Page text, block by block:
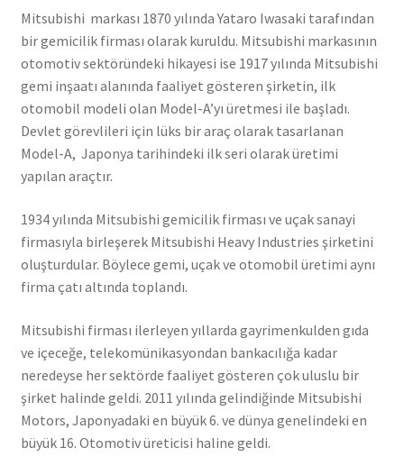
Mitsubishi markası 1870 yılında Yataro Iwasaki tarafından
bir gemicilik firması olarak kuruldu. Mitsubishi markasının
otomotiv sektöründeki hikayesi ise 1917 yılında Mitsubishi
gemi inşaatı alanında faaliyet gösteren şirketin, ilk
otomobil modeli olan Model-A’yı üretmesi ile başladı.
Devlet görevlileri için lüks bir araç olarak tasarlanan
Model-A, Japonya tarihindeki ilk seri olarak üretimi
yapılan araçtır.
1934 yılında Mitsubishi gemicilik firması ve uçak sanayi
firmasıyla birleşerek Mitsubishi Heavy Industries şirketini
oluşturdular. Böylece gemi, uçak ve otomobil üretimi aynı
firma çatı altında toplandı.
Mitsubishi firması ilerleyen yıllarda gayrimenkulden gıda
ve içeceğe, telekomünikasyondan bankacılığa kadar
neredeyse her sektörde faaliyet gösteren çok uluslu bir
şirket halinde geldi. 2011 yılında gelindiğinde Mitsubishi
Motors, Japonyadaki en büyük 6. ve dünya genelindeki en
büyük 16. Otomotiv üreticisi haline geldi.